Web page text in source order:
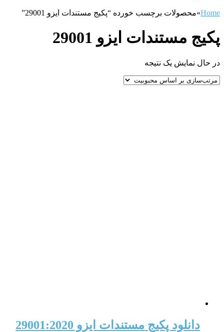
Home
»محصولات برچسب خورده “پکیج مستندات ایزو 29001”
پکیج مستندات ایزو 29001
در حال نمایش یک نتیجه
دانلود پکیج مستندات ایزو 29001:2020